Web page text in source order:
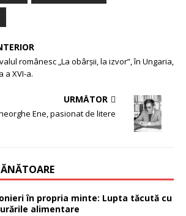
românesc „La obârșii, la izvor”, în Ungaria,
a XVI-a.
URMĂTOR
Ene, pasionat de litere
în propria minte: Lupta tăcută cu
alimentare